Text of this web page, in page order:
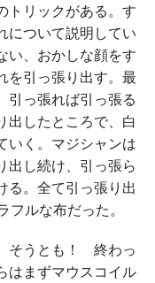
トリックがある。す
について説明してい
い、おかしな顔をす
を引っ張り出す。最
引っ張れば引っ張る
出したところで、白
いく。マジシャンは
出し続け、引っ張ら
る。全て引っ張り出
ルな布だった。
そうとも！ 終わっ
はまずマウスコイル